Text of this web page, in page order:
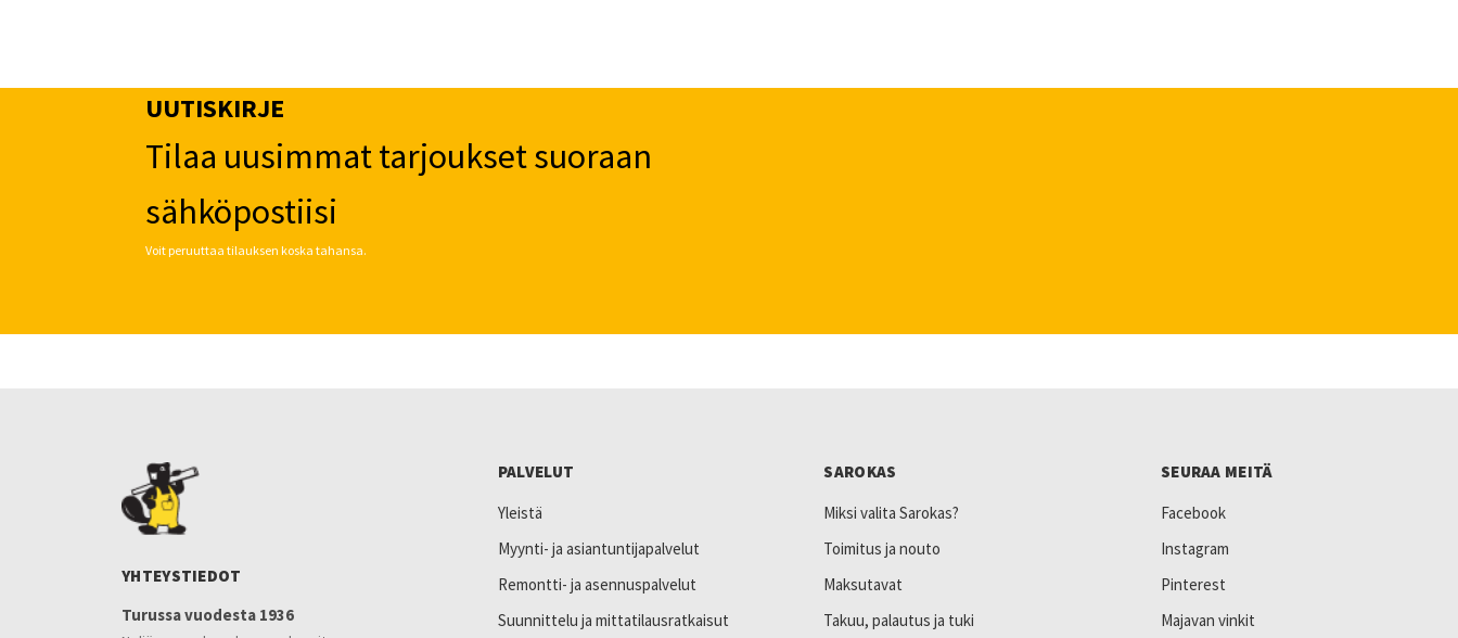
UUTISKIRJE
Tilaa uusimmat tarjoukset suoraan
sähköpostiisi
Voit peruuttaa tilauksen koska tahansa.
YHTEYSTIEDOT
Turussa vuodesta 1936
PALVELUT
Yleistä
Myynti- ja asiantuntijapalvelut
Remontti- ja asennuspalvelut
Suunnittelu ja mittatilausratkaisut
SAROKAS
Miksi valita Sarokas?
Toimitus ja nouto
Maksutavat
Takuu, palautus ja tuki
SEURAA MEITÄ
Facebook
Instagram
Pinterest
Majavan vinkit